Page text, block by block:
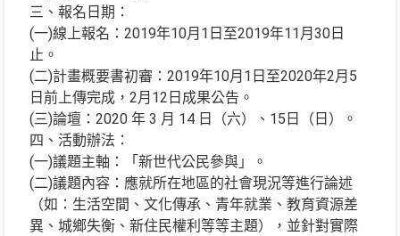
三、報名日期：
(一)線上報名：2019年10月1日至2019年11月30日
止。
(二)計畫概要書初審：2019年10月1日至2020年2月5
日前上傳完成，2月12日成果公告。
(三)論壇：2020 年 3 月 14 日（六）、15日（日）。
四、活動辦法：
(一)議題主軸：「新世代公民參與」。
(二)議題內容：應就所在地區的社會現況等進行論述
（如：生活空間、文化傳承、青年就業、教育資源差
異、城鄉失衡、新住民權利等等主題），並針對實際